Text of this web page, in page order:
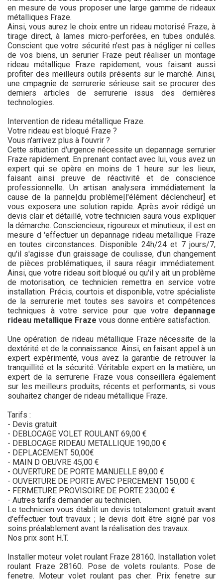
en mesure de vous proposer une large gamme de rideaux
métalliques Fraze.
Ainsi, vous aurez le choix entre un rideau motorisé Fraze, à
tirage direct, à lames micro-perforées, en tubes ondulés.
Conscient que votre sécurité n'est pas à négliger ni celles
de vos biens, un serurier Fraze peut réaliser un montage
rideau métallique Fraze rapidement, vous faisant aussi
profiter des meilleurs outils présents sur le marché. Ainsi,
une cmpagnie de serrurerie sérieuse sait se procurer des
derniers articles de serrurerie issus des dernières
technologies.
Intervention de rideau métallique Fraze.
Votre rideau est bloqué Fraze ?
Vous n'arrivez plus à l'ouvrir ?
Cette situation d'urgence nécessite un depannage serrurier
Fraze rapidement. En prenant contact avec lui, vous avez un
expert qui se opère en moins de 1 heure sur les lieux,
faisant ainsi preuve de réactivité et de conscience
professionnelle. Un artisan analysera immédiatement la
cause de la panne|du problème|l'élément déclencheur] et
vous exposera une solution rapide. Après avoir rédigé un
devis clair et détaillé, votre technicien saura vous expliquer
la démarche. Consciencieux, rigoureux et minutieux, il est en
mesure d 'effectuer un depannage rideau metallique Fraze
en toutes circonstances. Disponible 24h/24 et 7 jours/7,
qu'il s'agisse d'un graissage de coulisse, d'un changement
de pièces problématiques, il saura réagir immédiatement.
Ainsi, que votre rideau soit bloqué ou qu'il y ait un problème
de motorisation, ce technicien remettra en service votre
installation. Précis, courtois et disponible, votre spécialiste
de la serrurerie met toutes ses savoirs et compétences
techniques à votre service pour que votre depannage
rideau metallique Fraze vous donne entière satisfaction.
Une opération de rideau métallique Fraze nécessite de la
dextérité et de la connaissance. Ainsi, en faisant appel à un
expert expérimenté, vous avez la garantie de retrouver la
tranquillité et la sécurité. Véritable expert en la matière, un
expert de la serrurerie Fraze vous conseillera également
sur les meilleurs produits, récents et performants, si vous
souhaitez changer de rideau métallique Fraze.
Tarifs :
- Devis gratuit
- DEBLOCAGE VOLET ROULANT 69,00 €
- DEBLOCAGE RIDEAU METALLIQUE 190,00 €
- DEPLACEMENT 50,00€
- MAIN D OEUVRE 45,00 €
- OUVERTURE DE PORTE MANUELLE 89,00 €
- OUVERTURE DE PORTE AVEC PERCEMENT 150,00 €
- FERMETURE PROVISOIRE DE PORTE 230,00 €
- Autres tarifs demander au technicien.
Le technicien vous établit un devis totalement gratuit avant
d'effectuer tout travaux ; le devis doit être signé par vos
soins préalablement avant la réalisation des travaux.
Nos prix sont H.T.
Installer moteur volet roulant Fraze 28160. Installation volet
roulant Fraze 28160. Pose de volets roulants. Pose de
fenetre. Moteur volet roulant pas cher. Prix fenetre sur